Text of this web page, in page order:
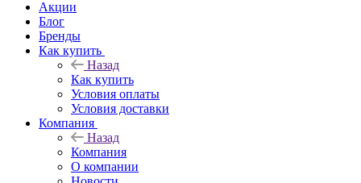
Акции
Блог
Бренды
Как купить
Назад
Как купить
Условия оплаты
Условия доставки
Компания
Назад
Компания
О компании